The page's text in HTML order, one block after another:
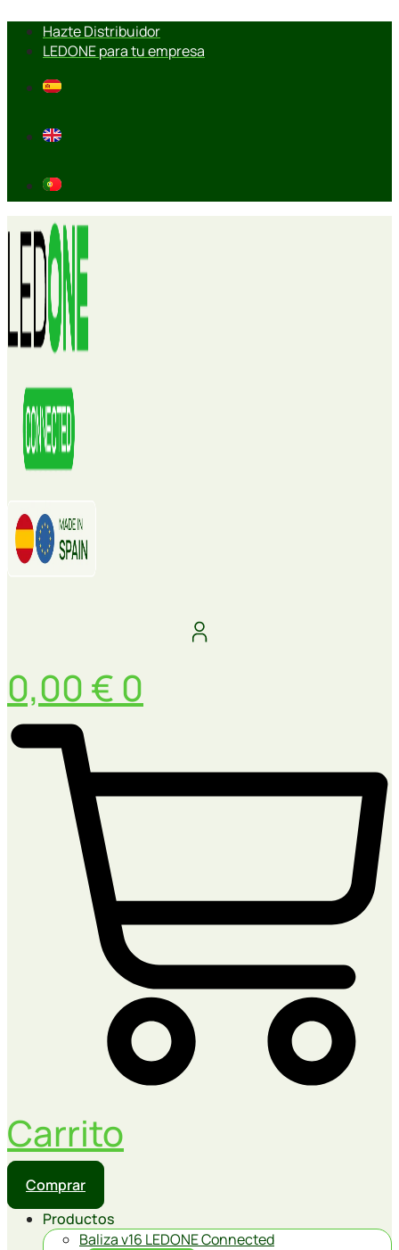
contenido
Hazte Distribuidor
LEDONE para tu empresa
0,00 € 0
Carrito
Comprar
Productos
Baliza v16 LEDONE Connected